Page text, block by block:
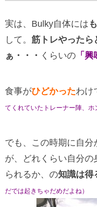
実は、Bulky自体には
して。 筋トレやったら
ぁ・・・ くらいの 「
食事がひどかったわけ
てくれていたトレーナー陣、ホ
でも、この時期に自分
が、どれくらい自分の
られるか、の知識は得
だでは起きちゃだめだよね）